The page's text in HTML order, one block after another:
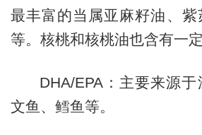
最丰富的当属亚麻籽油、
等。核桃和核桃油也含有一定
DHA/EPA：主要来源
文鱼、鳕鱼等。